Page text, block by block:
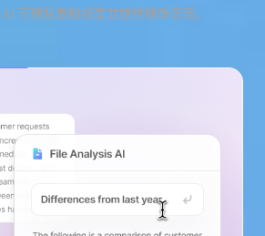
可預覽重點摘要並提供精準答案。